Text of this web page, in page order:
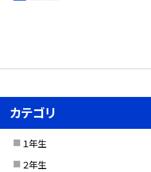
カテゴリ
１年生
２年生